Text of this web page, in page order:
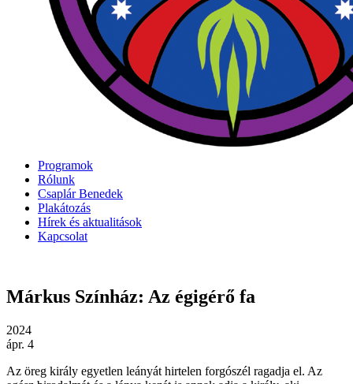
Programok
Rólunk
Csaplár Benedek
Plakátozás
Hírek és aktualitások
Kapcsolat
Márkus Színház: Az égigérő fa
2024
ápr. 4
Az öreg király egyetlen leányát hirtelen forgószél ragadja el. Az